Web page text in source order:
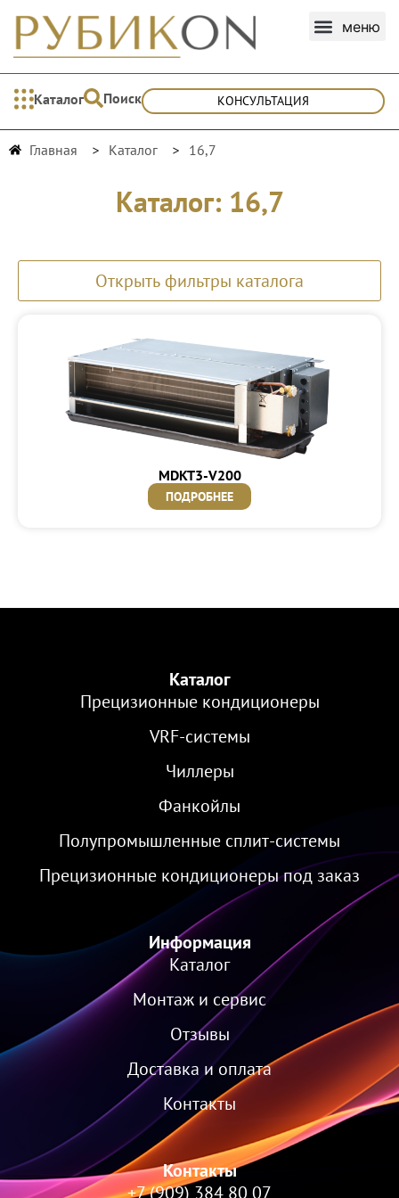
Каталог Поиск КОНСУЛЬТАЦИЯ
Главная Каталог 16,7
Каталог: 16,7
Открыть фильтры каталога
MDKT3-V200
ПОДРОБНЕЕ
Каталог
Прецизионные кондиционеры
VRF-cистемы
Чиллеры
Фанкойлы
Полупромышленные сплит-системы
Прецизионные кондиционеры под заказ
Информация
Каталог
Монтаж и сервис
Отзывы
Доставка и оплата
Контакты
Контакты
+7 (909) 384 80 07